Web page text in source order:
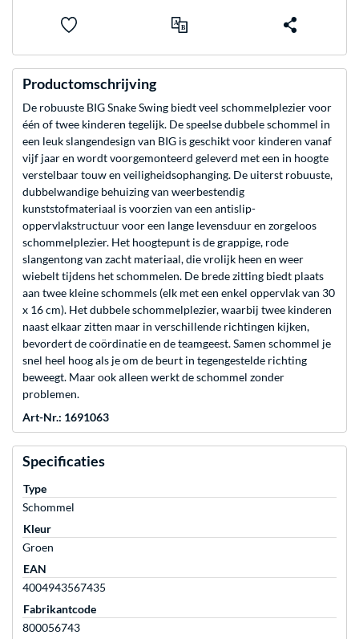
Productomschrijving
De robuuste BIG Snake Swing biedt veel schommelplezier voor
één of twee kinderen tegelijk. De speelse dubbele schommel in
een leuk slangendesign van BIG is geschikt voor kinderen vanaf
vijf jaar en wordt voorgemonteerd geleverd met een in hoogte
verstelbaar touw en veiligheidsophanging. De uiterst robuuste,
dubbelwandige behuizing van weerbestendig
kunststofmateriaal is voorzien van een antislip-
oppervlakstructuur voor een lange levensduur en zorgeloos
schommelplezier. Het hoogtepunt is de grappige, rode
slangentong van zacht materiaal, die vrolijk heen en weer
wiebelt tijdens het schommelen. De brede zitting biedt plaats
aan twee kleine schommels (elk met een enkel oppervlak van 30
x 16 cm). Het dubbele schommelplezier, waarbij twee kinderen
naast elkaar zitten maar in verschillende richtingen kijken,
bevordert de coördinatie en de teamgeest. Samen schommel je
snel heel hoog als je om de beurt in tegengestelde richting
beweegt. Maar ook alleen werkt de schommel zonder
problemen.
Art-Nr.: 1691063
Specificaties
Type
Schommel
Kleur
Groen
EAN
4004943567435
Fabrikantcode
800056743